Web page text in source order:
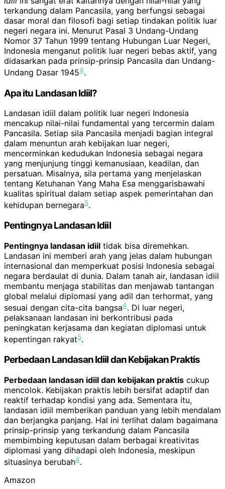
terkandung dalam Pancasila, yang berfungsi sebagai
dasar moral dan filosofi bagi setiap tindakan politik luar
negeri negara ini. Menurut Pasal 3 Undang-Undang
Nomor 37 Tahun 1999 tentang Hubungan Luar Negeri,
Indonesia menganut politik luar negeri bebas aktif, yang
didasarkan pada prinsip-prinsip Pancasila dan Undang-
Undang Dasar 19454.
Apa itu Landasan Idiil?
Landasan idiil dalam politik luar negeri Indonesia
mencakup nilai-nilai fundamental yang tercermin dalam
Pancasila. Setiap sila Pancasila menjadi bagian integral
dalam menuntun arah kebijakan luar negeri,
mencerminkan kedudukan Indonesia sebagai negara
yang menjunjung tinggi kemanusiaan, keadilan, dan
persatuan. Misalnya, sila pertama yang menjelaskan
tentang Ketuhanan Yang Maha Esa menggarisbawahi
kualitas spiritual dalam setiap aspek pemerintahan dan
kehidupan bernegara5.
Pentingnya Landasan Idiil
Pentingnya landasan idiil tidak bisa diremehkan.
Landasan ini memberi arah yang jelas dalam hubungan
internasional dan memperkuat posisi Indonesia sebagai
negara berdaulat di dunia. Dalam tanah air, landasan idiil
membantu menjaga stabilitas dan menjawab tantangan
global melalui diplomasi yang adil dan terhormat, yang
sesuai dengan cita-cita bangsa4. Di luar negeri,
pelaksanaan landasan ini berkontribusi pada
peningkatan kerjasama dan kegiatan diplomasi untuk
kepentingan rakyat5.
Perbedaan Landasan Idiil dan Kebijakan Praktis
Perbedaan landasan idiil dan kebijakan praktis cukup
mencolok. Kebijakan praktis lebih bersifat adaptif dan
reaktif terhadap kondisi yang ada. Sementara itu,
landasan idiil memberikan panduan yang lebih mendalam
dan berjangka panjang. Hal ini terlihat dalam bagaimana
prinsip-prinsip yang terkandung dalam Pancasila
membimbing keputusan dalam berbagai kreativitas
diplomasi yang dihadapi oleh Indonesia, meskipun
situasinya berubah4.
Amazon